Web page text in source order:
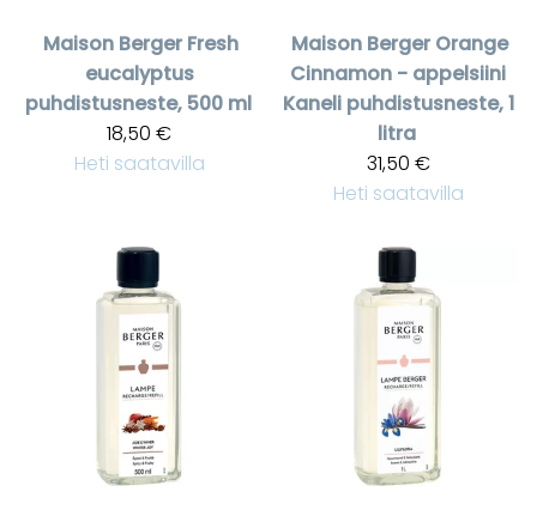
Maison Berger Fresh
eucalyptus
puhdistusneste, 500 ml
18,50 €
Heti saatavilla
Maison Berger Orange
Cinnamon - appelsiini
Kaneli puhdistusneste, 1
litra
31,50 €
Heti saatavilla